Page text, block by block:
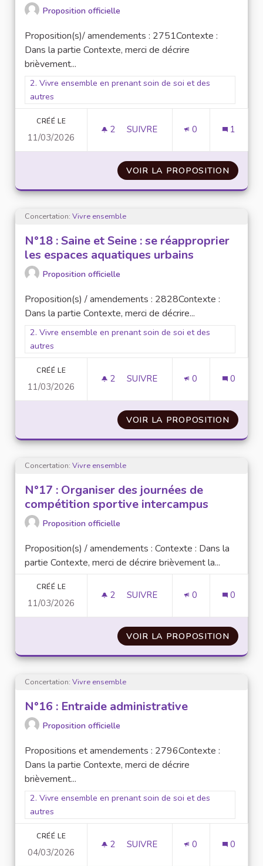
Proposition officielle
Proposition(s)/ amendements : 2751Contexte :
Dans la partie Contexte, merci de décrire
brièvement...
Filtrer les résultats pour le secteur : 2. Vivre ensemble en
2. Vivre ensemble en prenant soin de soi et des
autres
CRÉÉ LE
11/03/2026
2 2 ABONNÉS
SUIVRE 0 1
VOIR LA PROPOSITION N° 19
Concertation: Vivre ensemble
N°18 : Saine et Seine : se réapproprier
les espaces aquatiques urbains
Proposition officielle
Proposition(s) / amendements : 2828Contexte :
Dans la partie Contexte, merci de décrire...
Filtrer les résultats pour le secteur : 2. Vivre ensemble en
2. Vivre ensemble en prenant soin de soi et des
autres
CRÉÉ LE
11/03/2026
2 2 ABONNÉS
SUIVRE 0 0
VOIR LA PROPOSITION N°18
Concertation: Vivre ensemble
N°17 : Organiser des journées de
compétition sportive intercampus
Proposition officielle
Proposition(s) / amendements : Contexte : Dans la
partie Contexte, merci de décrire brièvement la...
CRÉÉ LE
11/03/2026
2 2 ABONNÉS
SUIVRE 0 0
VOIR LA PROPOSITION N°17
Concertation: Vivre ensemble
N°16 : Entraide administrative
Proposition officielle
Propositions et amendements : 2796Contexte :
Dans la partie Contexte, merci de décrire
brièvement...
Filtrer les résultats pour le secteur : 2. Vivre ensemble en
2. Vivre ensemble en prenant soin de soi et des
autres
CRÉÉ LE
04/03/2026
2 2 ABONNÉS
SUIVRE 0 0